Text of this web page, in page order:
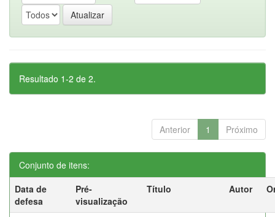
Resultado 1-2 de 2.
Anterior 1 Próximo
Conjunto de itens:
Data de
defesa
Pré-
visualização
Título Autor